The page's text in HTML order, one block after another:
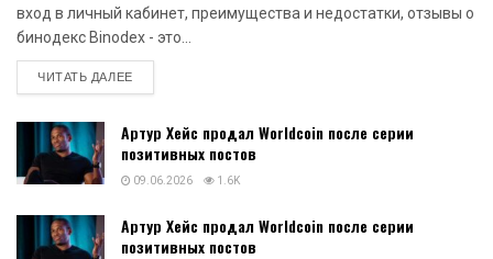
вход в личный кабинет, преимущества и недостатки, отзывы о
бинодекс Binodex - это...
ЧИТАТЬ ДАЛЕЕDETAILS
Артур Хейс продал Worldcoin после серии
позитивных постов
09.06.2026 1.6K
Артур Хейс продал Worldcoin после серии
позитивных постов